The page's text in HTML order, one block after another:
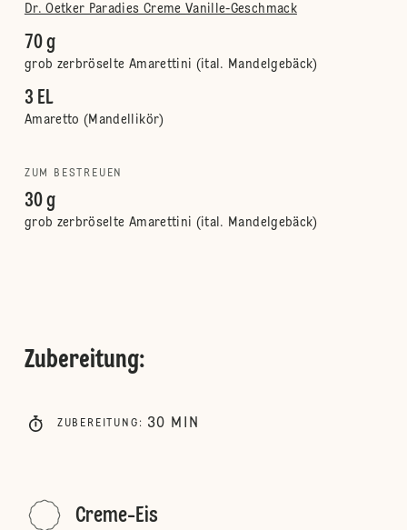
Dr. Oetker Paradies Creme Vanille-Geschmack
70 g
grob zerbröselte Amarettini (ital. Mandelgebäck)
3 EL
Amaretto (Mandellikör)
ZUM BESTREUEN
30 g
grob zerbröselte Amarettini (ital. Mandelgebäck)
Zubereitung:
ZUBEREITUNG : 30 MIN
Creme-Eis